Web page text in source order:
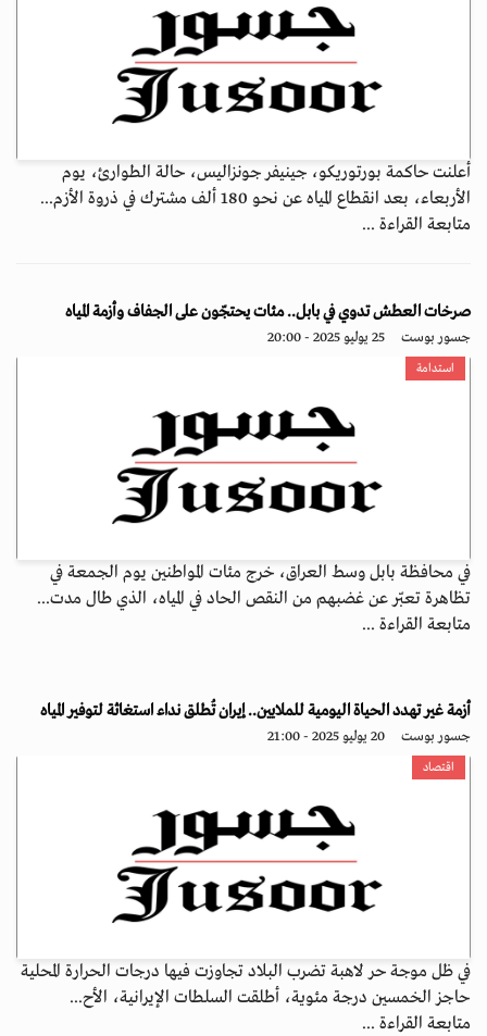
أعلنت حاكمة بورتوريكو، جينيفر جونزاليس، حالة الطوارئ، يوم
الأربعاء، بعد انقطاع المياه عن نحو 180 ألف مشترك في ذروة الأزم...
متابعة القراءة ...
صرخات العطش تدوي في بابل.. مئات يحتجّون على الجفاف وأزمة المياه
جسور بوست 25 يوليو 2025 - 20:00
استدامة
في محافظة بابل وسط العراق، خرج مئات المواطنين يوم الجمعة في
تظاهرة تعبّر عن غضبهم من النقص الحاد في المياه، الذي طال مدت...
متابعة القراءة ...
أزمة غير تهدد الحياة اليومية للملايين.. إيران تُطلق نداء استغاثة لتوفير المياه
جسور بوست 20 يوليو 2025 - 21:00
اقتصاد
في ظل موجة حر لاهبة تضرب البلاد تجاوزت فيها درجات الحرارة المحلية
حاجز الخمسين درجة مئوية، أطلقت السلطات الإيرانية، الأح...
متابعة القراءة ...